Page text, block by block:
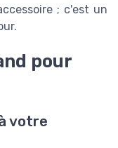
; c'est un
pour
votre